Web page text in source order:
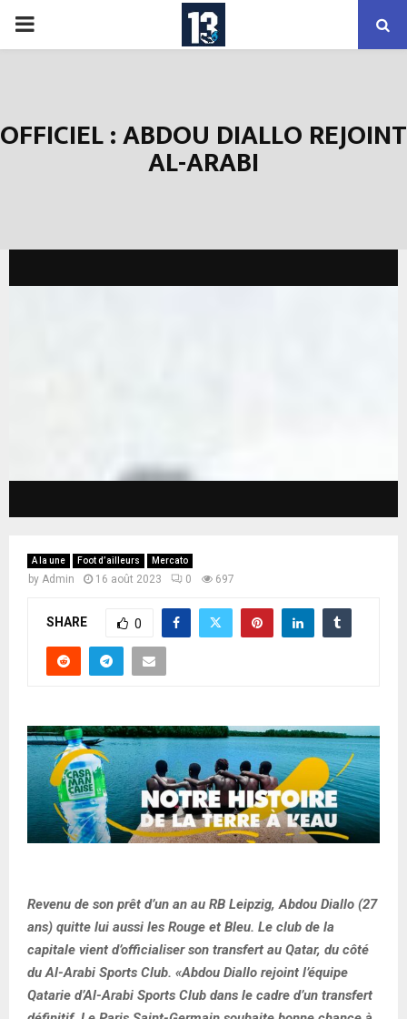
PRIMARY
OFFICIEL : ABDOU DIALLO REJOINT
AL-ARABI
A la une Foot d’ailleurs Mercato
by Admin 16 août 2023 0 697
SHARE 0
Revenu de son prêt d’un an au RB Leipzig, Abdou Diallo (27
ans) quitte lui aussi les Rouge et Bleu. Le club de la
capitale vient d’officialiser son transfert au Qatar, du côté
du Al-Arabi Sports Club. «Abdou Diallo rejoint l’équipe
Qatarie d’Al-Arabi Sports Club dans le cadre d’un transfert